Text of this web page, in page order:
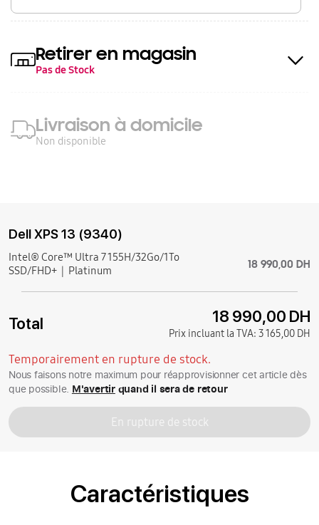
Retirer en magasin
Pas de Stock
Livraison à domicile
Non disponible
Dell XPS 13 (9340)
Intel® Core™ Ultra 7 155H/32Go/1To
SSD/FHD+
Platinum 18 990,00 DH
Total 18 990,00 DH
Prix incluant la TVA: 3 165,00 DH
Temporairement en rupture de stock.
Nous faisons notre maximum pour réapprovisionner cet article dès
que possible. M'avertirquand il sera de retour
En rupture de stock
Caractéristiques